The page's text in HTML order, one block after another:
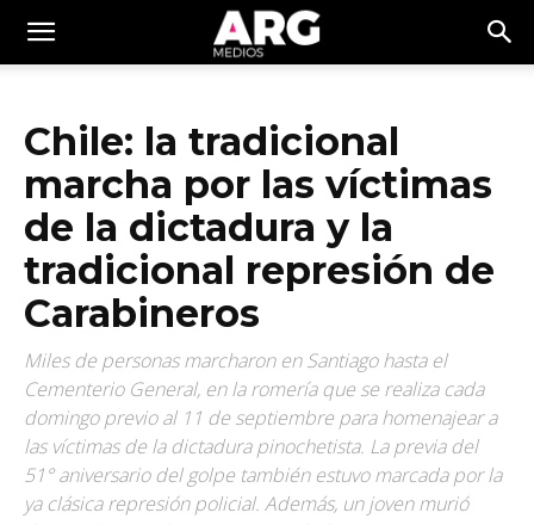
Chile: la tradicional
marcha por las víctimas
de la dictadura y la
tradicional represión de
Carabineros
Miles de personas marcharon en Santiago hasta el
Cementerio General, en la romería que se realiza cada
domingo previo al 11 de septiembre para homenajear a
las víctimas de la dictadura pinochetista. La previa del
51° aniversario del golpe también estuvo marcada por la
ya clásica represión policial. Además, un joven murió